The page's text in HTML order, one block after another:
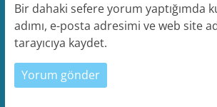
Bir dahaki sefere yorum yaptığımda
adımı, e-posta adresimi ve web site
tarayıcıya kaydet.